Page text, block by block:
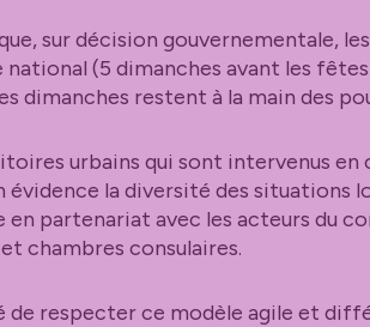
sur décision gouvernementale,
(5 dimanches avant les
dimanches restent à la main des
urbains qui sont intervenus en
évidence la diversité des situations
partenariat avec les acteurs du
chambres consulaires.
de respecter ce modèle agile et